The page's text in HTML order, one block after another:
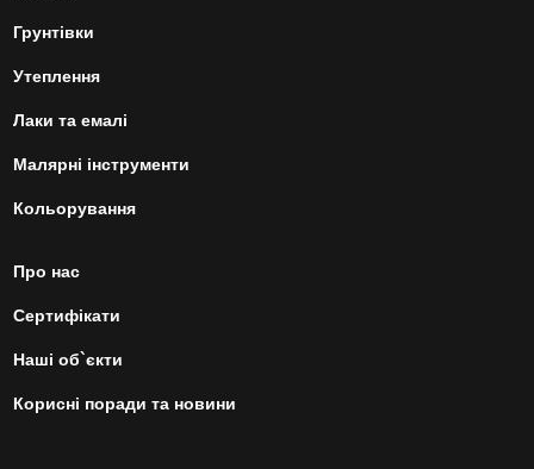
Грунтівки
Утеплення
Лаки та емалі
Малярні інструменти
Кольорування
Про нас
Сертифікати
Наші об`єкти
Корисні поради та новини